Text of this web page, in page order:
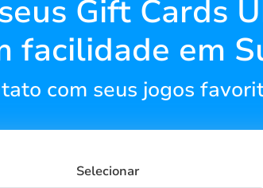
Gift Cards
facilidade em
com seus jogos
Selecionar